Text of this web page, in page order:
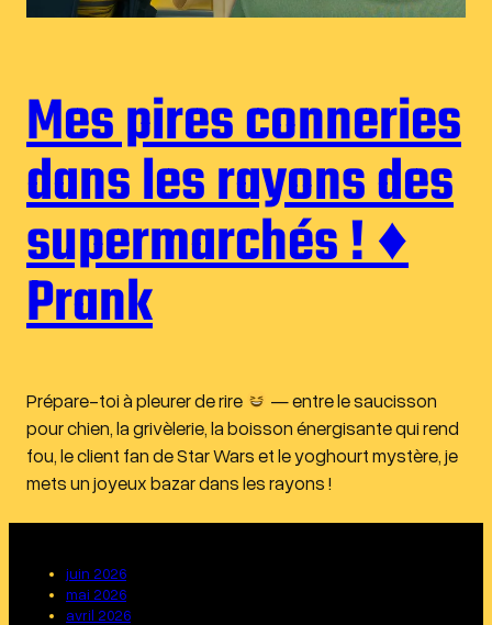
Mes pires conneries
dans les rayons des
supermarchés ! ♦︎
Prank
Prépare-toi à pleurer de rire
— entre le saucisson
pour chien, la grivèlerie, la boisson énergisante qui rend
fou, le client fan de Star Wars et le yoghourt mystère, je
mets un joyeux bazar dans les rayons !
juin 2026
mai 2026
avril 2026